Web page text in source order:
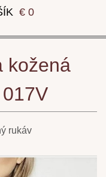
€ 0
kožená
rukáv